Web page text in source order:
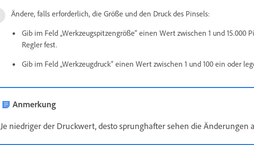
Ändere, falls erforderlich, die Größe und den Druck des Pinsels:
Gib im Feld „Werkzeugspitzengröße“ einen Wert zwischen 1 und
Regler fest.
Gib im Feld „Werkzeugdruck“ einen Wert zwischen 1 und 100 ein oder
Anmerkung
Je niedriger der Druckwert, desto sprunghafter sehen die Änderungen